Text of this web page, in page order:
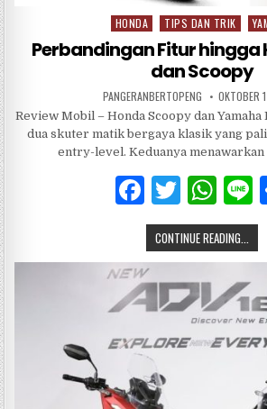
Posted
HONDA TIPS DAN TRIK
Perbandingan Fitur hingga
dan Scoopy
PANGERANBERTOPENG OKTOBER
Review Mobil – Honda Scoopy dan
dua skuter matik bergaya klasik yang
entry-level. Keduanya
F
a
c
e
b
o
o
k
T
w
it
te
r
W
h
at
s
A
p
n
CONTINUE READING...